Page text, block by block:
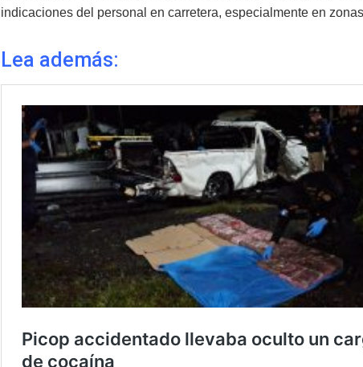
indicaciones del personal en carretera, especialmente en
Lea además: